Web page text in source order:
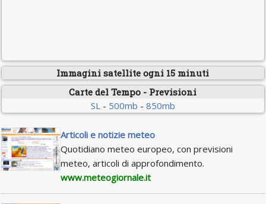
Immagini satellite ogni 15 minuti
Carte del Tempo - Previsioni
SL- 500mb - 850mb
Articoli e notizie meteo
Quotidiano meteo europeo, con previsioni
meteo, articoli di approfondimento.
www.meteogiornale.it